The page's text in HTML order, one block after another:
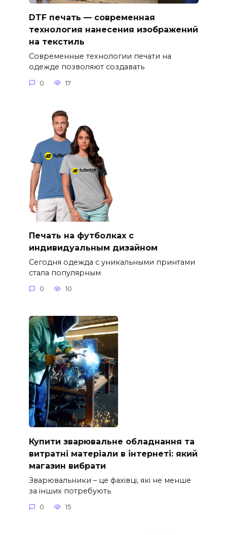
DTF печать — современная
технология нанесения изображений
на текстиль
Современные технологии печати на
одежде позволяют создавать
0 17
Печать на футболках с
индивидуальным дизайном
Сегодня одежда с уникальными принтами
стала популярным
0 10
Купити зварювальне обладнання та
витратні матеріали в інтернеті: який
магазин вибрати
Зварювальники – це фахівці, які не менше
за інших потребують
0 15